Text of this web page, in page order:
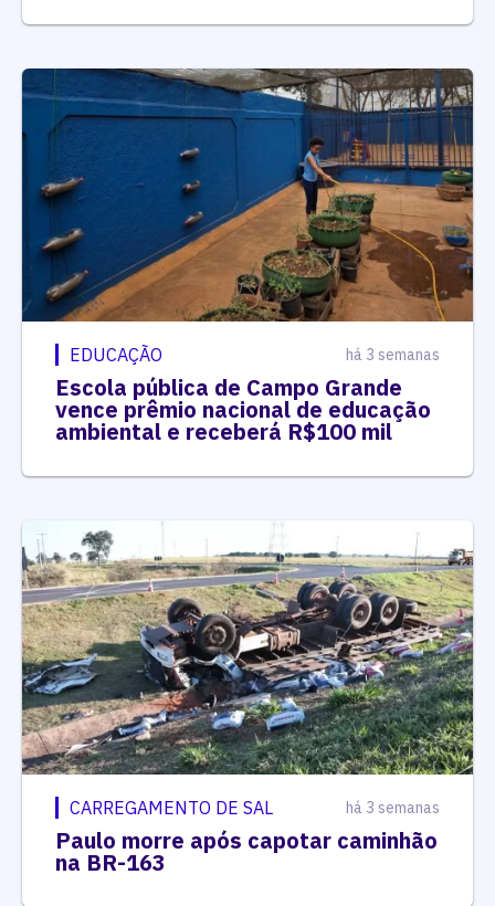
EDUCAÇÃO há 3 semanas
Escola pública de Campo Grande
vence prêmio nacional de educação
ambiental e receberá R$100 mil
CARREGAMENTO DE SAL há 3 semanas
Paulo morre após capotar caminhão
na BR-163